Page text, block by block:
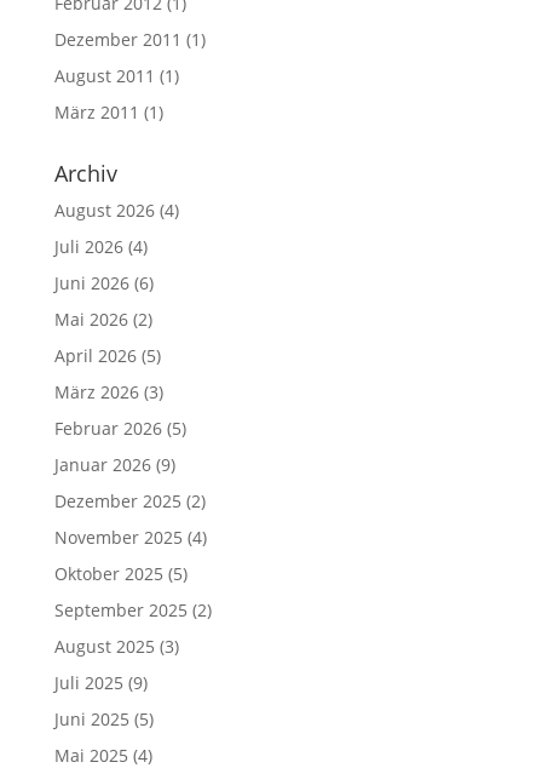
Dezember 2011 (1)
August 2011 (1)
März 2011 (1)
Archiv
August 2026(4)
Juli 2026(4)
Juni 2026(6)
Mai 2026(2)
April 2026(5)
März 2026(3)
Februar 2026(5)
Januar 2026(9)
Dezember 2025 (2)
November 2025 (4)
Oktober 2025 (5)
September 2025 (2)
August 2025 (3)
Juli 2025 (9)
Juni 2025 (5)
Mai 2025 (4)